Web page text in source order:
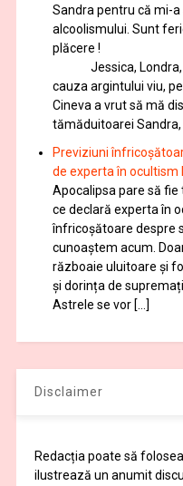
Sandra pentru că mi-a
alcoolismului. Sunt
Jessica, Londra,
cauza argintului viu,
Cineva a vrut să mă
tămăduitoarei Sandra,
Previziuni
de experta în ocultism
Apocalipsa pare să
ce declară experta în
înfricoșătoare despre
cunoaștem acum.
războaie uluitoare și
și dorința de
Astrele se vor […]
Disclaimer
Redacția poate să
ilustrează un anumit